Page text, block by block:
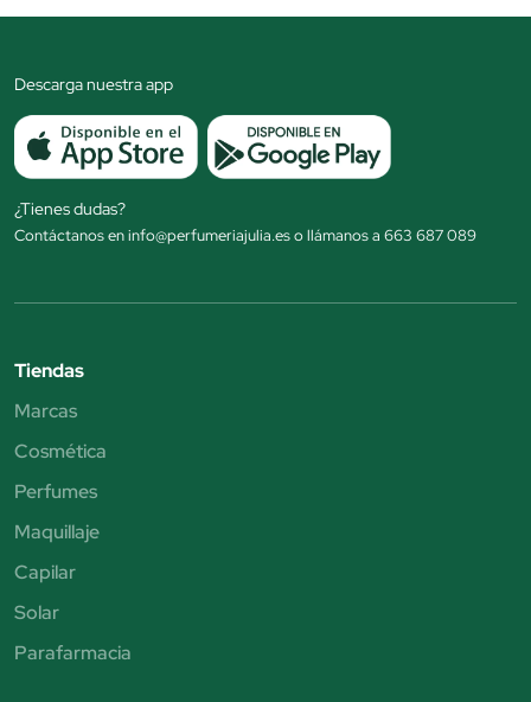
Descarga nuestra app
¿Tienes dudas?
Contáctanos en info@perfumeriajulia.es o llámanos a 663 687 089
Tiendas
Marcas
Cosmética
Perfumes
Maquillaje
Capilar
Solar
Parafarmacia